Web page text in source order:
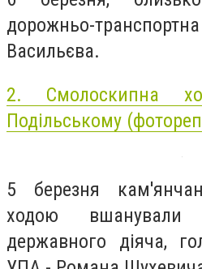
дорожньо-
Васильєва.
2. Смолоскипна
Подільському
5 березня
ходою вшанували
державного діяча,